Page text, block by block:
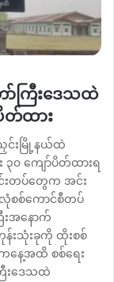
ာ်ကြီးဒေသထဲ
ပိတ်ထား
ညှင်းမြို့နယ်ထဲ
၃၀ ကျော်ပိတ်ထားရ
င်းတပ်တွေက အင်း
လုံစစ်ကောင်စီတပ်
းအနောက်
န်းသုံးခုကို ထိုးစစ်
ေ့အထိ စစ်ရေး
ြီးဒေသထဲ